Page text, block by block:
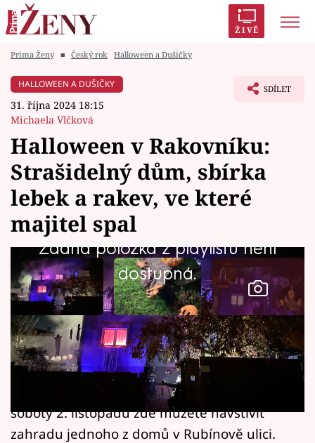
ŽIVĚ
Módní alarm
Zrádci
Témata
Celebrity
Vztahy
Seriály
Horoskopy
Sledujte prima+
Filmový festival Karlovy Vary
Pořady
Prima Ženy ■ Český rok Halloween a Dušičky
HALLOWEEN A DUŠIČKY
31. října 2024 18:15
Michaela Vlčková
SDÍLET
Halloween v Rakovníku:
Strašidelný dům, sbírka
lebek a rakev, ve které
majitel spal
Žádná položka z playlistu není
dostupná.
Pokud hledáte způsob, jak si s vašimi
ratolestmi zpestřit Halloween, vydejte se do
města Rakovník ve Středočeském kraji. Až do
soboty 2. listopadu zde můžete navštívit
zahradu jednoho z domů v Rubínově ulici.